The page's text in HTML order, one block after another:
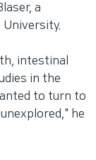
a
intestinal
in the
to turn to
he